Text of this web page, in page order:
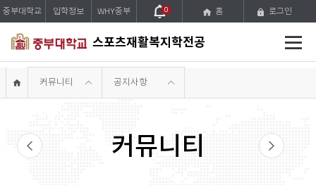
스포츠재활복지학전공
메
중부대학교 입학정보 WHY중부 0 홈 로그인
커뮤니티
커뮤니티 공지사항